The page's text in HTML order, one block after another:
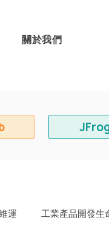
關於我們
運 工業產品開發生